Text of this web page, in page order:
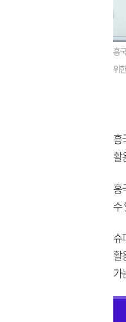
흥
위
흥
활
흥
수
슈
활
가